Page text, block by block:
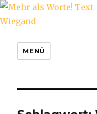
Mehr als
MENÜ